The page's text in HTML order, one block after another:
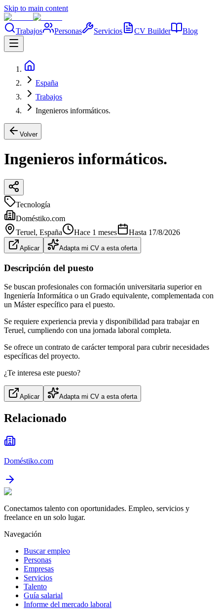
Skip to main content
Trabajos Personas Servicios CV Builder Blog
España
Trabajos
Ingenieros informáticos.
Volver
Ingenieros informáticos.
Tecnología
Doméstiko.com
Teruel, España Hace 1 meses Hasta 17/8/2026
Aplicar Adapta mi CV a esta oferta
Descripción del puesto
Se buscan profesionales con formación universitaria superior en
Ingeniería Informática o un Grado equivalente, complementada con
un Máster específico para el puesto.
Se requiere experiencia previa y disponibilidad para trabajar en
Teruel, cumpliendo con una jornada laboral completa.
Se ofrece un contrato de carácter temporal para cubrir necesidades
específicas del proyecto.
¿Te interesa este puesto?
Aplicar Adapta mi CV a esta oferta
Relacionado
Doméstiko.com
Conectamos talento con oportunidades. Empleo, servicios y
freelance en un solo lugar.
Navegación
Buscar empleo
Personas
Empresas
Servicios
Talento
Guía salarial
Informe del mercado laboral